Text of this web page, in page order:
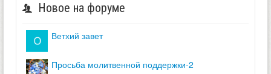
Новое на форуме
ветхий завет
просьба молитвенной поддержки-2